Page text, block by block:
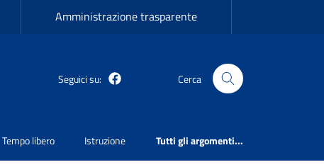
Amministrazione trasparente
Seguici su: Martirano Lombardo Facebook
Cerca
Tempo libero Istruzione Tutti gli argomenti...